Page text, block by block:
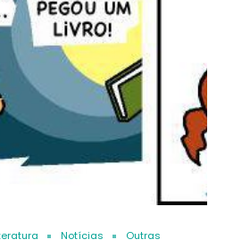
Notícias Outras